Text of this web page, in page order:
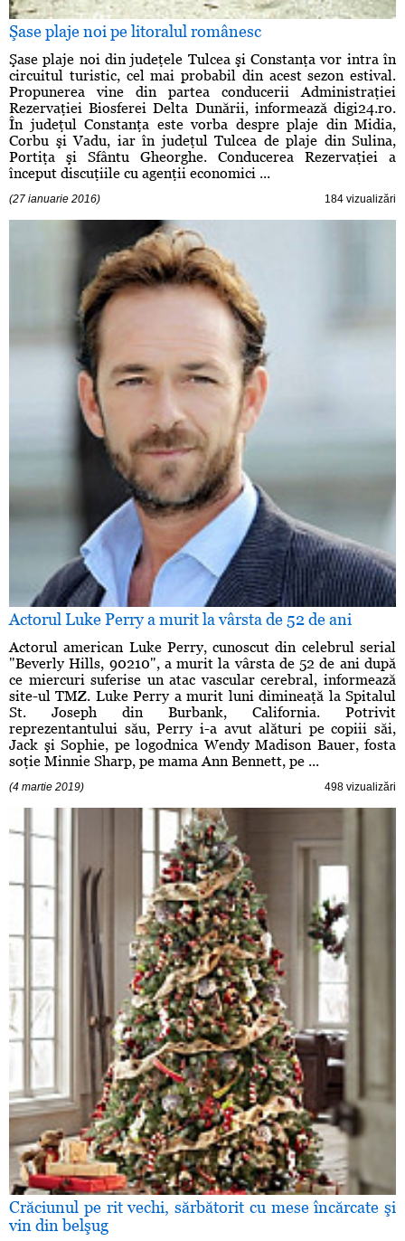
Şase plaje noi pe litoralul românesc
Şase plaje noi din judeţele Tulcea şi Constanţa vor intra în
circuitul turistic, cel mai probabil din acest sezon estival.
Propunerea vine din partea conducerii Administraţiei
Rezervaţiei Biosferei Delta Dunării, informează digi24.ro.
În judeţul Constanţa este vorba despre plaje din Midia,
Corbu şi Vadu, iar în judeţul Tulcea de plaje din Sulina,
Portiţa şi Sfântu Gheorghe. Conducerea Rezervaţiei a
început discuţiile cu agenţii economici ...
(27 ianuarie 2016) 184 vizualizări
Actorul Luke Perry a murit la vârsta de 52 de ani
Actorul american Luke Perry, cunoscut din celebrul serial
"Beverly Hills, 90210", a murit la vârsta de 52 de ani după
ce miercuri suferise un atac vascular cerebral, informează
site-ul TMZ. Luke Perry a murit luni dimineaţă la Spitalul
St. Joseph din Burbank, California. Potrivit
reprezentantului său, Perry i-a avut alături pe copiii săi,
Jack şi Sophie, pe logodnica Wendy Madison Bauer, fosta
soţie Minnie Sharp, pe mama Ann Bennett, pe ...
(4 martie 2019) 498 vizualizări
Crăciunul pe rit vechi, sărbătorit cu mese încărcate şi
vin din belşug